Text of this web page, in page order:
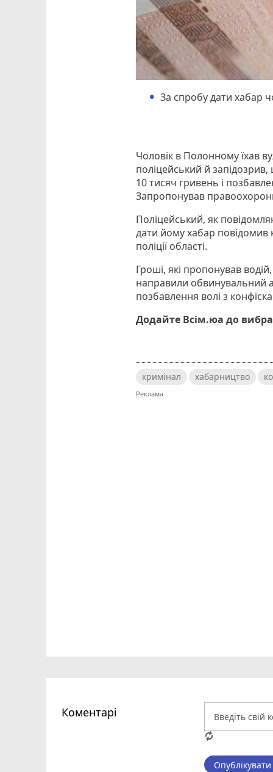
За спробу дати хабар
Чоловік в Полонному їхав
поліцейський й
10 тисяч гривень і
Запропонував
Поліцейський, як
дати йому хабар повідомив
поліції області.
Гроші, які пропонував
направили обвинувальний
позбавлення волі з
Додайте Всім.юа до
кримінал хабарництво
Коментарі